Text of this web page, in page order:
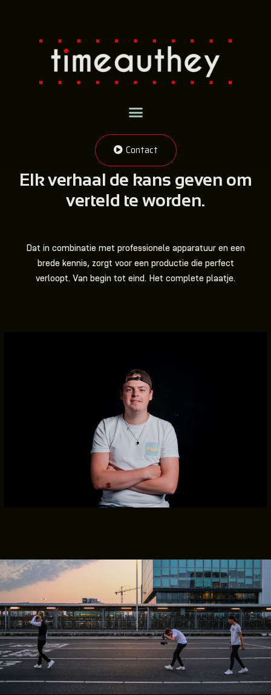
Contact
Elk verhaal de kans geven om
verteld te worden.
Dat in combinatie met professionele apparatuur en een
brede kennis, zorgt voor een productie die perfect
verloopt. Van begin tot eind. Het complete plaatje.